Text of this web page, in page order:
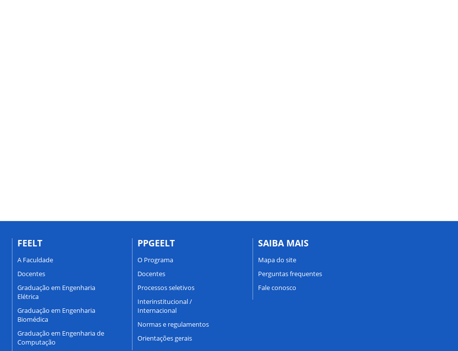
FEELT
A Faculdade
Docentes
Graduação em Engenharia
Elétrica
Graduação em Engenharia
Biomédica
Graduação em Engenharia de
Computação
PPGEELT
O Programa
Docentes
Processos seletivos
Interinstitucional /
Internacional
Normas e regulamentos
Orientações gerais
SAIBA MAIS
Mapa do site
Perguntas frequentes
Fale conosco